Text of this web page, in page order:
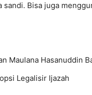
sandi. Bisa juga
Maulana Hasanuddin
Legalisir Ijazah